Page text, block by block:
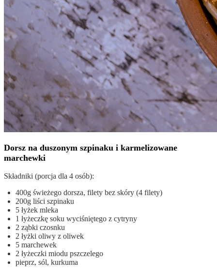
Dorsz na duszonym szpinaku i karmelizowane
marchewki
Składniki (porcja dla 4 osób):
400g świeżego dorsza, filety bez skóry (4 filety)
200g liści szpinaku
5 łyżek mleka
1 łyżeczkę soku wyciśniętego z cytryny
2 ząbki czosnku
2 łyżki oliwy z oliwek
5 marchewek
2 łyżeczki miodu pszczelego
pieprz, sól, kurkuma